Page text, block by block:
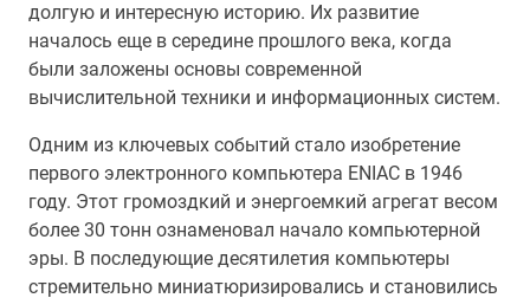
долгую и интересную историю. Их развитие
началось еще в середине прошлого века, когда
были заложены основы современной
вычислительной техники и информационных систем.
Одним из ключевых событий стало изобретение
первого электронного компьютера ENIAC в 1946
году. Этот громоздкий и энергоемкий агрегат весом
более 30 тонн ознаменовал начало компьютерной
эры. В последующие десятилетия компьютеры
стремительно миниатюризировались и становились